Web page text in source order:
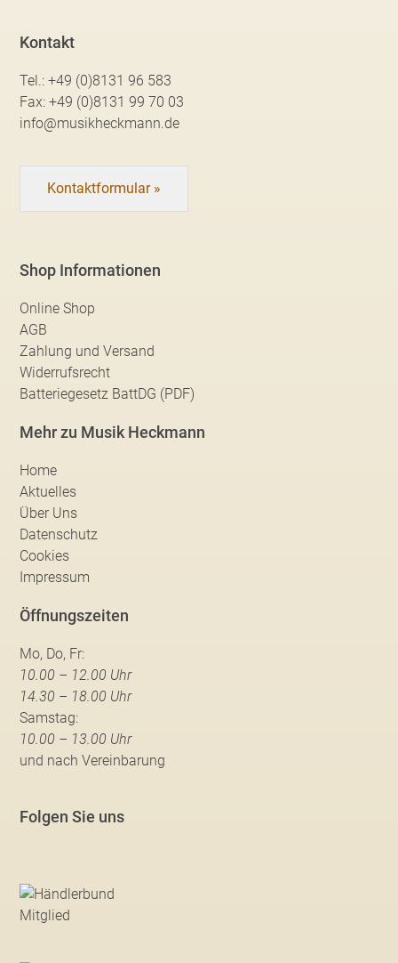
Kontakt
Tel.:+49 (0)8131 96 583
Fax:+49 (0)8131 99 70 03
info@musikheckmann.de
Kontaktformular »
Shop Informationen
Online Shop
AGB
Zahlung und Versand
Widerrufsrecht
Batteriegesetz BattDG (PDF)
Mehr zu Musik Heckmann
Home
Aktuelles
Über Uns
Datenschutz
Cookies
Impressum
Öffnungszeiten
Mo, Do, Fr:
10.00 – 12.00 Uhr
14.30 – 18.00 Uhr
Samstag:
10.00 – 13.00 Uhr
und nach Vereinbarung
Folgen Sie uns